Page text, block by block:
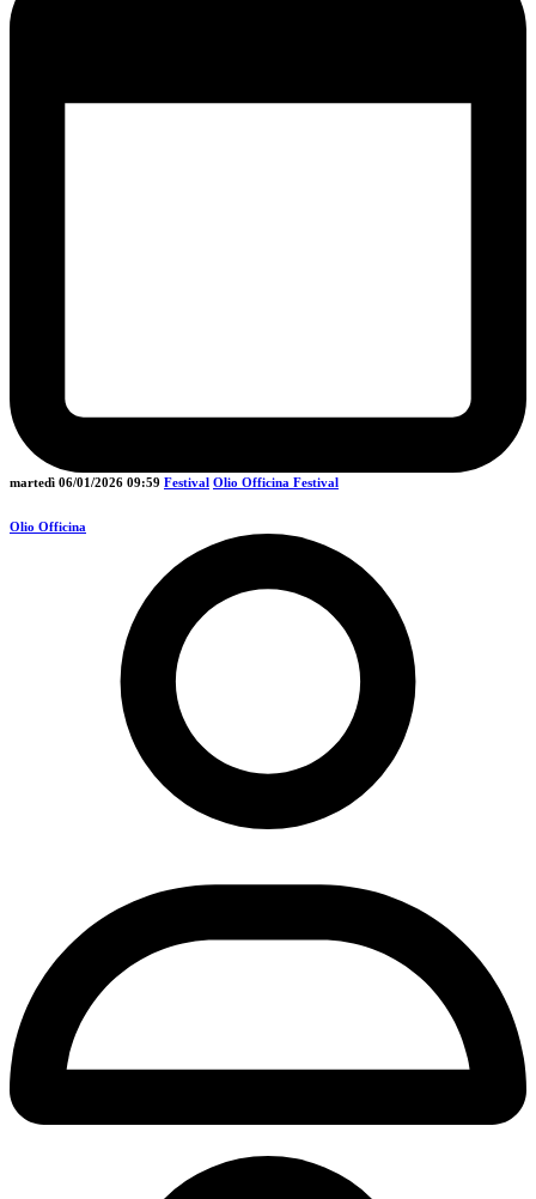
martedì 06/01/2026 09:59 Festival Olio Officina Festival
Olio Officina